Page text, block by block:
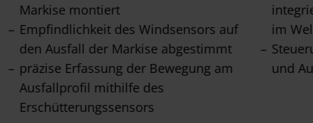
Markise montiert
Empfindlichkeit des Windsensors auf
den Ausfall der Markise abgestimmt
präzise Erfassung der Bewegung am
Ausfallprofil mithilfe des
Erschütterungssensors
im
und